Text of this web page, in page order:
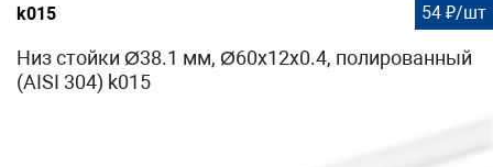
k015 54 ₽/шт
Низ стойки Ø38.1 мм, Ø60х12х0.4, полированный
(AISI 304) k015